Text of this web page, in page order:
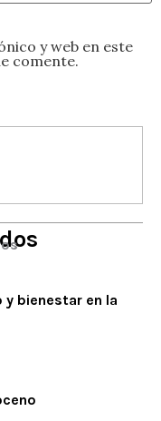
y web en este
comente.
y bienestar en la